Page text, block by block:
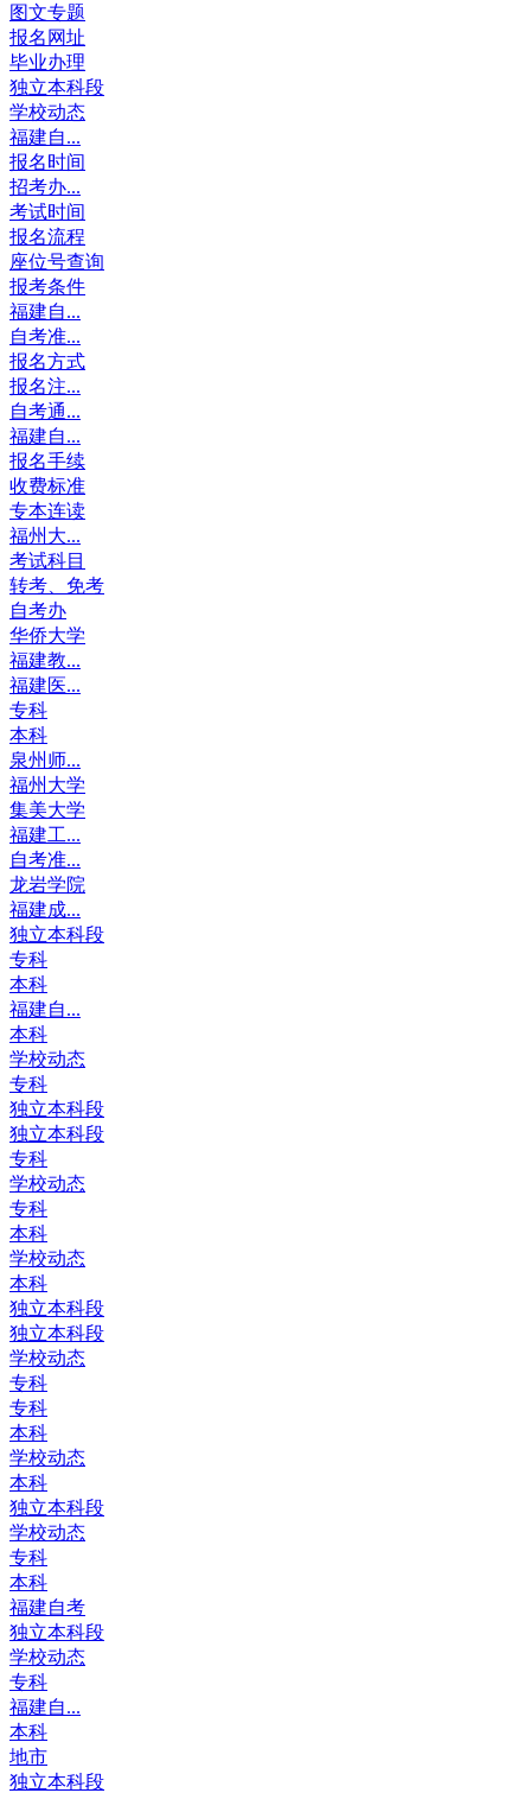
图文专题
报名网址
毕业办理
独立本科段
学校动态
福建自...
报名时间
招考办...
考试时间
报名流程
座位号查询
报考条件
福建自...
自考准...
报名方式
报名注...
自考通...
福建自...
报名手续
收费标准
专本连读
福州大...
考试科目
转考、免考
自考办
华侨大学
福建教...
福建医...
专科
本科
泉州师...
福州大学
集美大学
福建工...
自考准...
龙岩学院
福建成...
独立本科段
专科
本科
福建自...
本科
学校动态
专科
独立本科段
独立本科段
专科
学校动态
专科
本科
学校动态
本科
独立本科段
独立本科段
学校动态
专科
专科
本科
学校动态
本科
独立本科段
学校动态
专科
本科
福建自考
独立本科段
学校动态
专科
福建自...
本科
地市
独立本科段